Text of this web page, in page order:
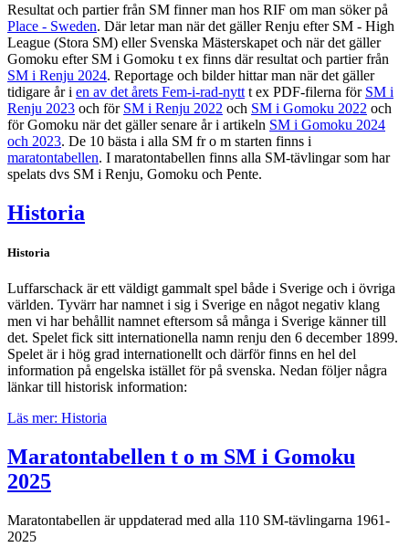
Resultat och partier från SM finner man hos RIF om man söker på
Place - Sweden. Där letar man när det gäller Renju efter SM - High
League (Stora SM) eller Svenska Mästerskapet och när det gäller
Gomoku efter SM i Gomoku t ex finns där resultat och partier från
SM i Renju 2024. Reportage och bilder hittar man när det gäller
tidigare år i en av det årets Fem-i-rad-nytt t ex PDF-filerna för SM i
Renju 2023 och för SM i Renju 2022 och SM i Gomoku 2022 och
för Gomoku när det gäller senare år i artikeln SM i Gomoku 2024
och 2023. De 10 bästa i alla SM fr o m starten finns i
maratontabellen. I maratontabellen finns alla SM-tävlingar som har
spelats dvs SM i Renju, Gomoku och Pente.
Historia
Historia
Luffarschack är ett väldigt gammalt spel både i Sverige och i övriga
världen. Tyvärr har namnet i sig i Sverige en något negativ klang
men vi har behållit namnet eftersom så många i Sverige känner till
det. Spelet fick sitt internationella namn renju den 6 december 1899.
Spelet är i hög grad internationellt och därför finns en hel del
information på engelska istället för på svenska. Nedan följer några
länkar till historisk information:
Läs mer: Historia
Maratontabellen t o m SM i Gomoku
2025
Maratontabellen är uppdaterad med alla 110 SM-tävlingarna 1961-
2025